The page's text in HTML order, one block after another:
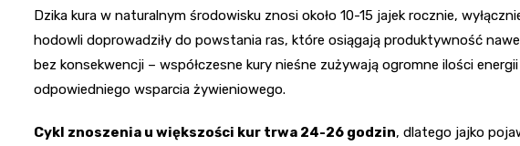
Dzika kura w naturalnym środowisku znosi około 10-15 jajek rocznie,
hodowli doprowadziły do powstania ras, które osiągają produktywność
bez konsekwencji – współczesne kury nieśne zużywają ogromne ilości
odpowiedniego wsparcia żywieniowego.
Cykl znoszenia u większości kur trwa 24-26 godzin, dlatego jajko